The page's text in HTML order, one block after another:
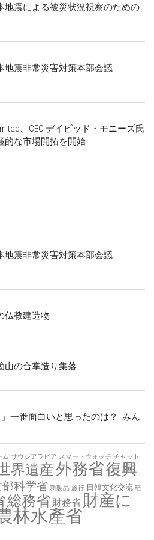
地震による被災状況視察のための
地震非常災害対策本部会議
、CEO デイビッド・モニーズ氏
的な市場開拓を開始
地震非常災害対策本部会議
仏教建造物
山の合掌造り集落
」一番面白いと思ったのは？- みん
ム サウジアラビア スマートウォッチ チャット
界遺産外務省復興
科学省 新製品 旅行 日韓文化交流 暗
総務省 財務省 財産に
林水產省